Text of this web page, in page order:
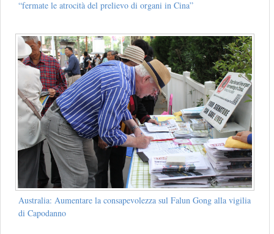
“fermate le atrocità del prelievo di organi in Cina”
Australia: Aumentare la consapevolezza sul Falun Gong alla vigilia
di Capodanno